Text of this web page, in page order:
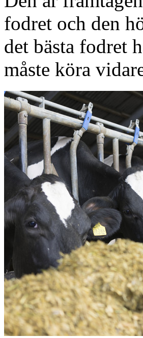
fodret och den
det bästa fodret
måste köra